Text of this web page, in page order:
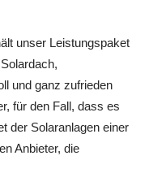
unser Leistungspaket
und ganz zufrieden
für den Fall, dass es
der Solaranlagen einer
Anbieter, die